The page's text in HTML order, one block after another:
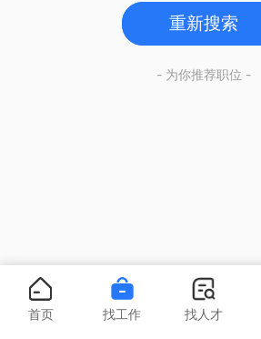
重新搜索
- 为你推荐职位 -
首页 找工作 找人才